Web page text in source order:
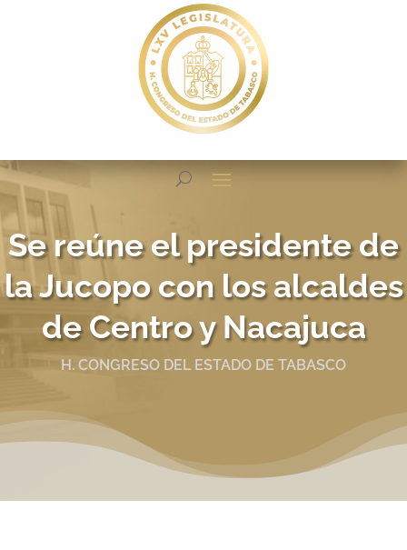
Se reúne el presidente de
la Jucopo con los alcaldes
de Centro y Nacajuca
H. CONGRESO DEL ESTADO DE TABASCO